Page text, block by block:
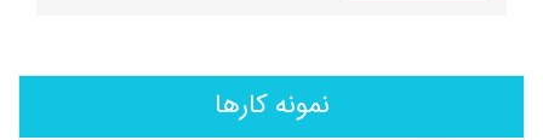
نمونه کارها